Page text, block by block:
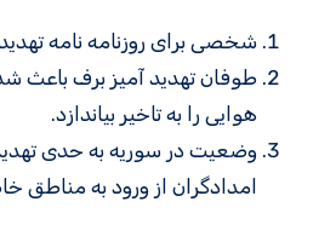
شخصی برای روزنامه نامه
طوفان تهدید آمیز برف باعث
هوایی را به تاخیر بیاندازد.
وضعیت در سوریه به حدی
امدادگران از ورود به مناطق